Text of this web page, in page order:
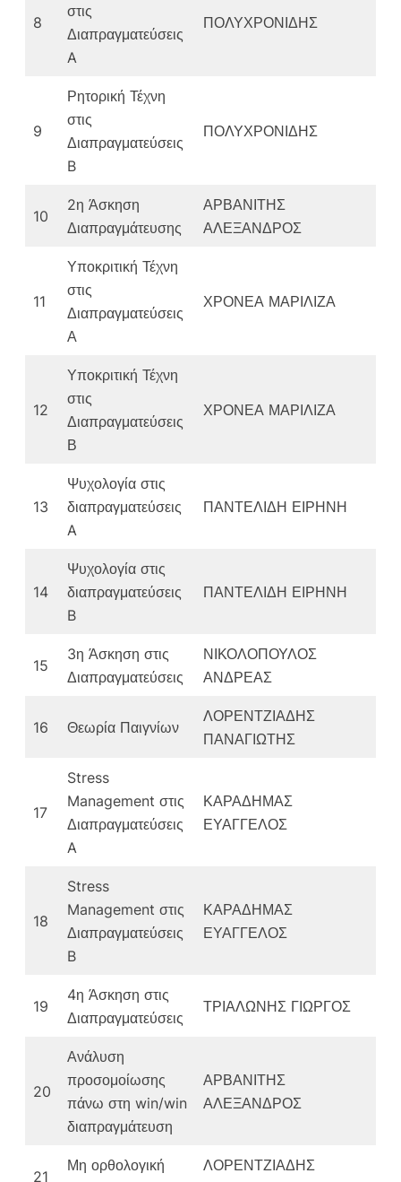
8
στις
Διαπραγματεύσεις
A
ΠΟΛΥΧΡΟΝΙΔΗΣ
9
Ρητορική Τέχνη
στις
Διαπραγματεύσεις
B
ΠΟΛΥΧΡΟΝΙΔΗΣ
10
2η Άσκηση
Διαπραγμάτευσης
ΑΡΒΑΝΙΤΗΣ
ΑΛΕΞΑΝΔΡΟΣ
11
Υποκριτική Τέχνη
στις
Διαπραγματεύσεις
Α
ΧΡΟΝΕΑ ΜΑΡΙΛΙΖΑ
12
Υποκριτική Τέχνη
στις
Διαπραγματεύσεις
Β
ΧΡΟΝΕΑ ΜΑΡΙΛΙΖΑ
13
Ψυχολογία στις
διαπραγματεύσεις
A
ΠΑΝΤΕΛΙΔΗ ΕΙΡΗΝΗ
14
Ψυχολογία στις
διαπραγματεύσεις
B
ΠΑΝΤΕΛΙΔΗ ΕΙΡΗΝΗ
15
3η Άσκηση στις
Διαπραγματεύσεις
ΝΙΚΟΛΟΠΟΥΛΟΣ
ΑΝΔΡΕΑΣ
16 Θεωρία Παιγνίων
ΛΟΡΕΝΤΖΙΑΔΗΣ
ΠΑΝΑΓΙΩΤΗΣ
17
Stress
Management στις
Διαπραγματεύσεις
A
ΚΑΡΑΔΗΜΑΣ
ΕΥΑΓΓΕΛΟΣ
18
Stress
Management στις
Διαπραγματεύσεις
B
ΚΑΡΑΔΗΜΑΣ
ΕΥΑΓΓΕΛΟΣ
19
4η Άσκηση στις
Διαπραγματεύσεις
ΤΡΙΑΛΩΝΗΣ ΓΙΩΡΓΟΣ
20
Ανάλυση
προσομοίωσης
πάνω στη win/win
διαπραγμάτευση
ΑΡΒΑΝΙΤΗΣ
ΑΛΕΞΑΝΔΡΟΣ
21
Μη ορθολογική
ΛΟΡΕΝΤΖΙΑΔΗΣ